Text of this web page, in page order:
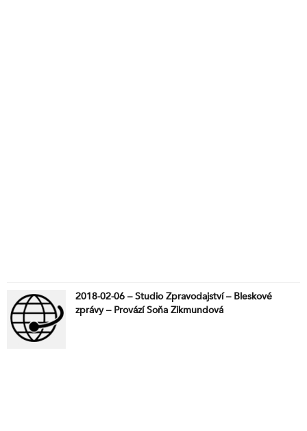
2018-02-06 – Studio Zpravodajství – Bleskové
zprávy – Provází Soňa Zikmundová